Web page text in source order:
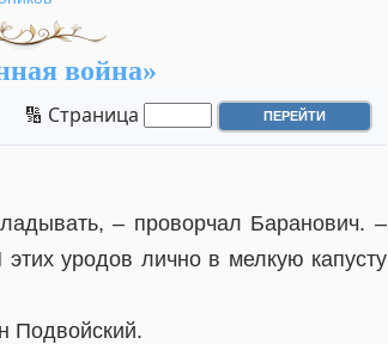
война»
🔢 Страница
– проворчал Баранович. –
уродов лично в мелкую капусту
Подвойский.